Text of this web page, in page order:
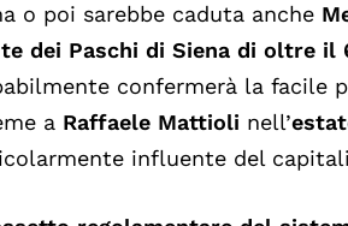
o poi sarebbe caduta anche
dei Paschi di Siena di oltre il
confermerà la facile
a Raffaele Mattioli nell’
influente del